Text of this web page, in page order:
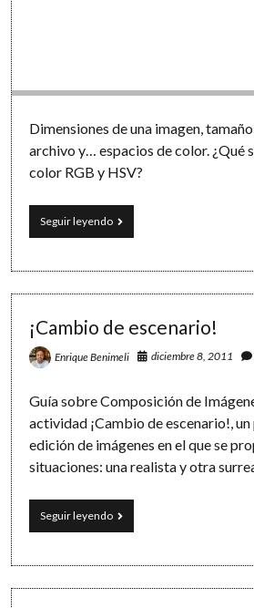
Dimensiones de una imagen,
archivo y… espacios de color. ¿Qué
color RGB y HSV?
Seguir leyendoLos
colores
Informática:
y
HSV
¡Cambio de escenario!
Enrique Benimeli diciembre 8, 2011
Guía sobre Composición de
actividad ¡Cambio de escenario!,
edición de imágenes en el que se
situaciones: una realista y otra
Seguir leyendo¡Cambio
de